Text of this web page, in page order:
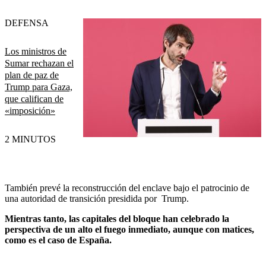
Los ministros de
Sumar rechazan el
plan de paz de
Trump para Gaza,
que califican de
«imposición»
DEFENSA
2 MINUTOS
También prevé la reconstrucción del enclave bajo el patrocinio de
una autoridad de transición presidida por Trump.
Mientras tanto, las capitales del bloque han celebrado la
perspectiva de un alto el fuego inmediato, aunque con matices,
como es el caso de España.